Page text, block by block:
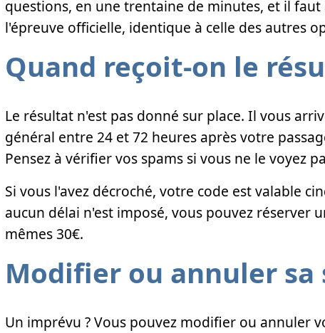
questions, en une trentaine de minutes, et il
l'épreuve officielle, identique à celle des autres
Quand reçoit-on le
Le résultat n'est pas donné sur place. Il vous
général entre 24 et 72 heures après votre
Pensez à vérifier vos spams si vous ne le voyez
Si vous l'avez décroché, votre code est valable
aucun délai n'est imposé, vous pouvez réserver
mêmes 30€.
Modifier ou annuler sa
Un imprévu ? Vous pouvez modifier ou annuler